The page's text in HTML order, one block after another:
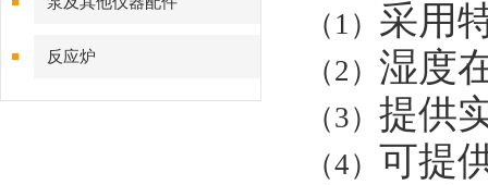
反应炉
（1） 采用
（2） 湿度
（3） 提供
（4） 可提